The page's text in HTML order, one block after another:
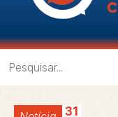
31